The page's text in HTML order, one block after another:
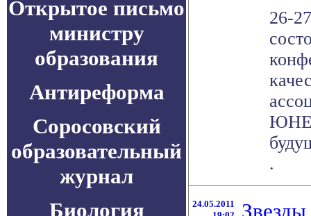
Открытое письмо
министру
образования
Антиреформа
Соросовский
образовательный
журнал
Биология
26-
.
24.05.2011